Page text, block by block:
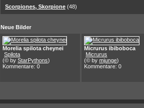
Scorpiones, Skorpione (48)
Neue Bilder
Morelia spilota cheynei
Spilota
(© by StarPythons)
Kommentare: 0
Micrurus ibiboboca
Micrurus
(© by mjunge)
Kommentare: 0